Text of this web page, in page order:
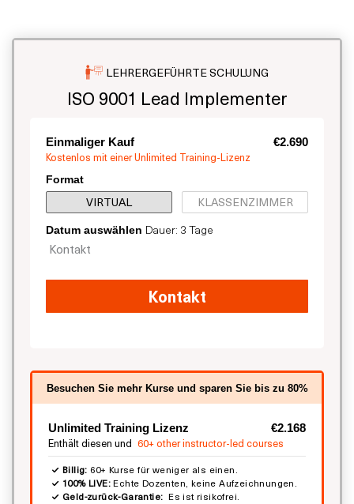
LEHRERGEFÜHRTE SCHULUNG
ISO 9001 Lead Implementer
Einmaliger Kauf €2.690
Kostenlos mit einer Unlimited Training-Lizenz
Format
VIRTUAL KLASSENZIMMER
Datum auswählen Dauer: 3 Tage
Kontakt
Kontakt
Besuchen Sie mehr Kurse und sparen Sie bis zu 80%
Unlimited Training Lizenz €2.168
Enthält diesen und 60+ other instructor-led courses
Billig: 60+ Kurse für weniger als einen.
100% LIVE:Echte Dozenten, keine Aufzeichnungen.
Geld-zurück-Garantie: Es ist risikofrei.